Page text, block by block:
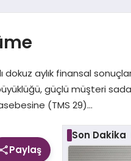
dokuz aylık finansal
güçlü müşteri
(TMS 29)…
Paylaş
Son Dakika